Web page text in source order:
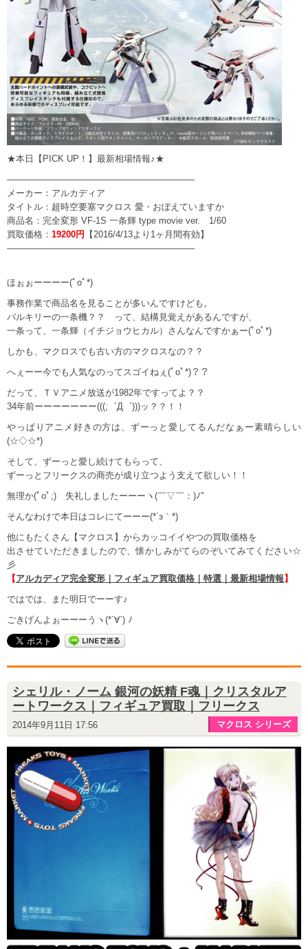
★本日【PICK UP！】最新相場情報♪★
—————————————————————
メーカー：アルカディア
タイトル：超時空要塞マクロス 愛・おぼえていますか
商品名：完全変形 VF-1S 一条輝 type movie ver. 1/60
買取価格： 19200円
【2016/4/13より1ヶ月間有効】
—————————————————————
ほぉぉーーーー(ﾟoﾟ*)
事務作業で商品名を見ることが多いんですけども。
バルキリーの一条機？？ って、結構見覚えがあるんですが、
一条って、一条輝（イチジョウヒカル）さんなんですかぁー(ﾟoﾟ*)
しかも、マクロスでも古い方のマクロスなの？？
へぇーー今でも人気なのってスゴイねぇ(ﾟoﾟ*)？？
だって、ＴＶアニメ放送が1982年ですってよ？？
34年前ーーーーーーー(((;゜Д゜)))ッ？？！！
やっぱりアニメ好きの方は、ずーっと愛してるんだなぁー素晴らしい
(☆◇☆*)
そして、ずーっと愛し続けてもらって、
ずーっとフリークスの商売が成り立つよう支えて欲しい！！
無理か(ﾟoﾟ;) 失礼しましたーーーヽ(￣▽￣：)ﾉ"
そんなわけで本日はコレにてーーー(*´з｀*)
他にもたくさん【マクロス】からカッコイイやつの買取価格を
出させていただきましたので、懐かしみがてらのぞいてみてください☆
彡
【アルカディア完全変形｜フィギュア買取価格｜特選｜最新相場情報 】
ではでは、また明日でーーす♪
ごきげんよぉーーーうヽ(*´∀`) ﾉ
シェリル・ノーム 銀河の妖精 F魂｜クリスタルア
ートワークス｜フィギュア買取｜フリークス
2014年9月11日 17:56 マクロス シリーズ